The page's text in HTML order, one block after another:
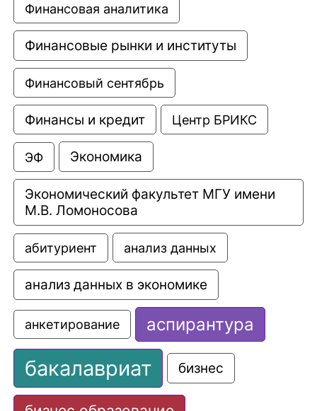
Финансовая аналитика
Финансовые рынки и институты
Финансовый сентябрь
Финансы и кредит Центр БРИКС
ЭФ Экономика
Экономический факультет МГУ имени
М.В. Ломоносова
абитуриент анализ данных
анализ данных в экономике
анкетирование аспирантура
бакалавриат бизнес